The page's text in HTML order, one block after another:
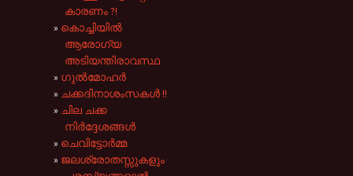
കാരണം ?!
കൊച്ചിയിൽ
ആരോഗ്യ
അടിയന്തിരാവസ്ഥ
ഗുൽമോഹർ
ചക്കദിനാശംസകൾ !!
ചില ചക്ക
നിർദ്ദേശങ്ങൾ
ചെവിട്ടോർമ്മ
ജലശ്രോതസ്സുകളും